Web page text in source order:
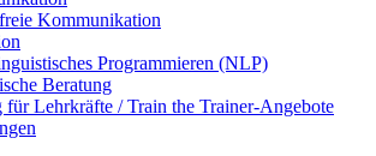
Kommunikation
Programmieren (NLP)
Beratung
für Lehrkräfte / Train the Trainer-Angebote